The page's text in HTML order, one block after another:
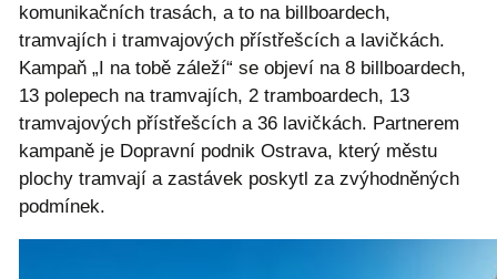
komunikačních trasách, a to na billboardech,
tramvajích i tramvajových přístřešcích a lavičkách.
Kampaň „I na tobě záleží“ se objeví na 8 billboardech,
13 polepech na tramvajích, 2 tramboardech, 13
tramvajových přístřešcích a 36 lavičkách. Partnerem
kampaně je Dopravní podnik Ostrava, který městu
plochy tramvají a zastávek poskytl za zvýhodněných
podmínek.